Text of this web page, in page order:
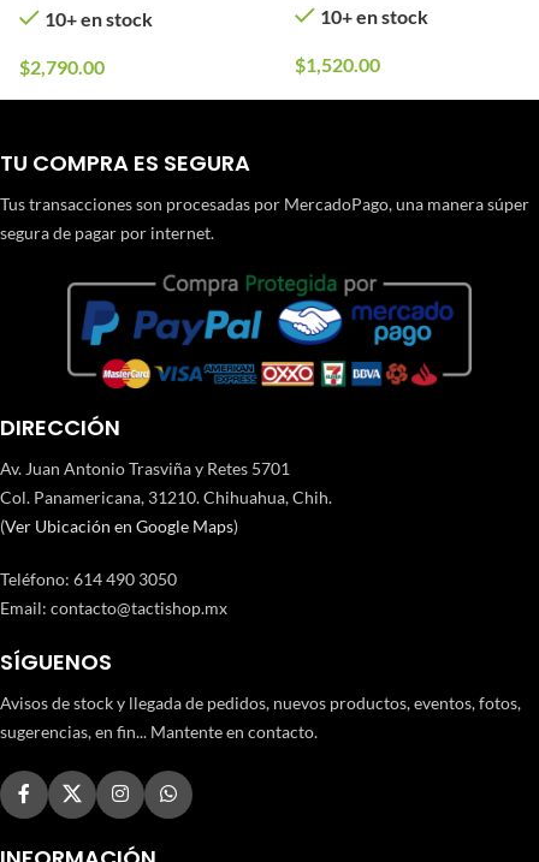
10+ en stock
$2,790.00
10+ en stock
$1,520.00
TU COMPRA ES SEGURA
Tus transacciones son procesadas por MercadoPago, una manera súper
segura de pagar por internet.
DIRECCIÓN
Av. Juan Antonio Trasviña y Retes 5701
Col. Panamericana, 31210. Chihuahua, Chih.
(Ver Ubicación en Google Maps)
Teléfono: 614 490 3050
Email: contacto@tactishop.mx
SÍGUENOS
Avisos de stock y llegada de pedidos, nuevos productos, eventos, fotos,
sugerencias, en fin... Mantente en contacto.